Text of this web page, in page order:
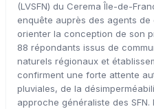
(LVSFN) du Cerema Île-de-
enquête auprès des agents
orienter la conception de son
88 répondants issus de
naturels régionaux et
confirment une forte attente
pluviales, de la
approche généraliste des SFN.